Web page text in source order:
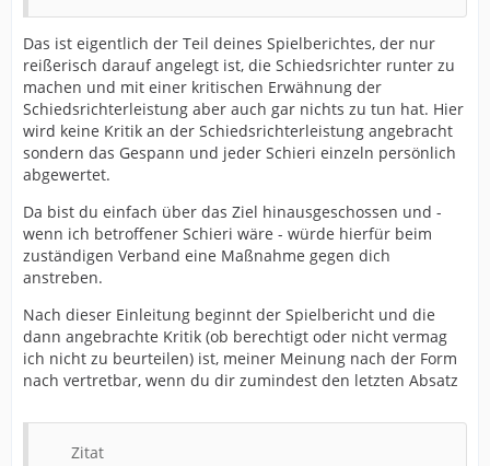
Das ist eigentlich der Teil deines Spielberichtes, der nur
reißerisch darauf angelegt ist, die Schiedsrichter runter zu
machen und mit einer kritischen Erwähnung der
Schiedsrichterleistung aber auch gar nichts zu tun hat. Hier
wird keine Kritik an der Schiedsrichterleistung angebracht
sondern das Gespann und jeder Schieri einzeln persönlich
abgewertet.
Da bist du einfach über das Ziel hinausgeschossen und -
wenn ich betroffener Schieri wäre - würde hierfür beim
zuständigen Verband eine Maßnahme gegen dich
anstreben.
Nach dieser Einleitung beginnt der Spielbericht und die
dann angebrachte Kritik (ob berechtigt oder nicht vermag
ich nicht zu beurteilen) ist, meiner Meinung nach der Form
nach vertretbar, wenn du dir zumindest den letzten Absatz
Zitat